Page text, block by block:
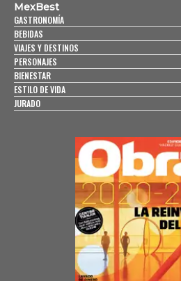
MexBest
GASTRONOMÍA
BEBIDAS
VIAJES Y DESTINOS
PERSONAJES
BIENESTAR
ESTILO DE VIDA
JURADO